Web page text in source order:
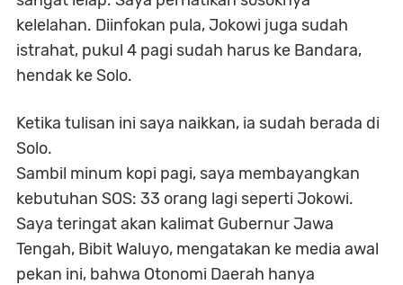
kelelahan. Diinfokan pula, Jokowi juga sudah
istrahat, pukul 4 pagi sudah harus ke Bandara,
hendak ke Solo.
Ketika tulisan ini saya naikkan, ia sudah berada di
Solo.
Sambil minum kopi pagi, saya membayangkan
kebutuhan SOS: 33 orang lagi seperti Jokowi.
Saya teringat akan kalimat Gubernur Jawa
Tengah, Bibit Waluyo, mengatakan ke media awal
pekan ini, bahwa Otonomi Daerah hanya